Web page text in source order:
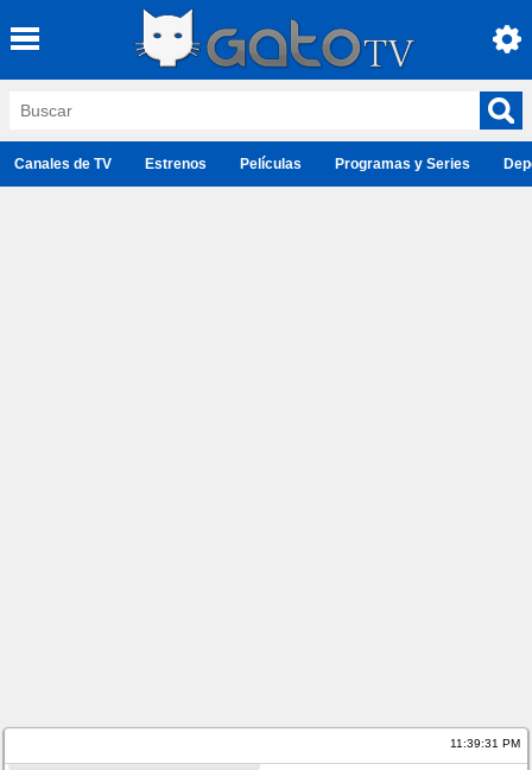
Canales de TV Estrenos Películas Programas y Series
11:39:31 PM